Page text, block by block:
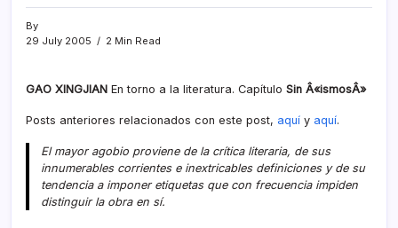
By
29 July 2005
2 Min Read
GAO XINGJIAN En torno a la literatura. Capí­tulo Sin Â«ismosÂ»
Posts anteriores relacionados con este post, aquí­ y aquí­.
El mayor agobio proviene de la crí­tica literaria, de sus
innumerables corrientes e inextricables definiciones y de su
tendencia a imponer etiquetas que con frecuencia impiden
distinguir la obra en sí­.